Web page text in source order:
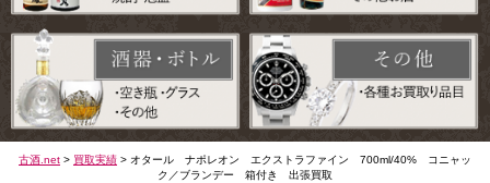
古酒.net > 買取実績 > オタール ナポレオン エクストラファイン 700ml/40% コニャッ
ク／ブランデー 箱付き 出張買取